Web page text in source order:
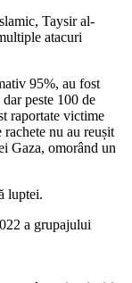
Taysir al-
atacuri
95%, au fost
peste 100 de
raportate victime
nu au reușit
Gaza, omorând un
luptei.
a grupajului